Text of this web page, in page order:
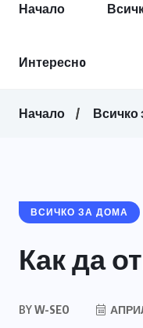
Начало
Интереснo
Начало Всичко
ВСИЧКО ЗА ДОМА
Как да
BYW-SEO